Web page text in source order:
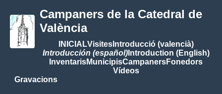
Campaners de la Catedral de
València
INICIALVisitesIntroducció (valencià)
Introducción (español)Introduction (English)
InventarisMunicipisCampanersFonedors
Vídeos
Gravacions